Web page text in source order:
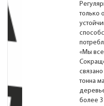
только
«Мы все
тонна
более 3